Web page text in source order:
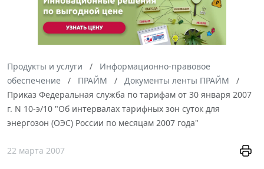
Продукты и услуги
Информационно-правовое
обеспечение
ПРАЙМ
Документы ленты ПРАЙМ
Приказ Федеральная служба по тарифам от 30 января 2007
г. N 10-э/10 "Об интервалах тарифных зон суток для
энергозон (ОЭС) России по месяцам 2007 года"
22 марта 2007